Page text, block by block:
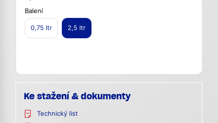
Balení
0,75 ltr 2,5 ltr
Ke stažení & dokumenty
Technický list